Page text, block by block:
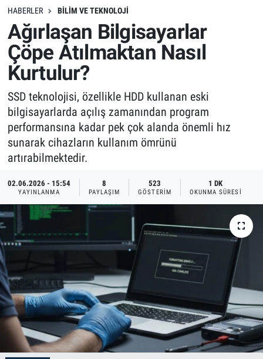
HABERLER BILIM VE TEKNOLOJI
Ağırlaşan Bilgisayarlar
Çöpe Atılmaktan Nasıl
Kurtulur?
SSD teknolojisi, özellikle HDD kullanan eski
bilgisayarlarda açılış zamanından program
performansına kadar pek çok alanda önemli hız
sunarak cihazların kullanım ömrünü
artırabilmektedir.
02.06.2026 - 15:54
YAYINLANMA
8
PAYLAŞIM
523
GÖSTERIM
1 DK
OKUNMA SÜRESI